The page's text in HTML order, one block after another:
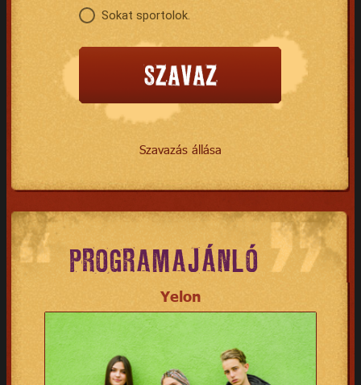
Sokat sportolok.
Szavazás állása
PROGRAMAJÁNLÓ
Yelon